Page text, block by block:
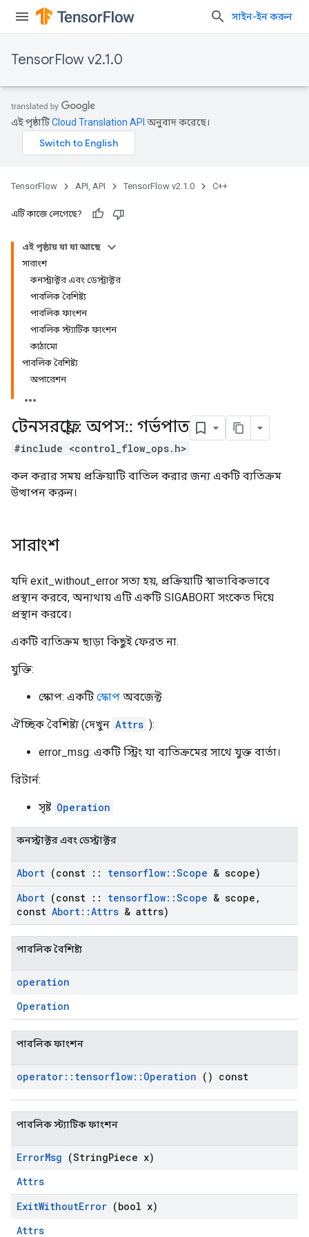
সাইন-ইন করুন
TensorFlow v2.1.0
এই পৃষ্ঠাটিCloud Translation API অনুবাদ করেছে।
TensorFlow API, API TensorFlow v2.1.0 C++
এটি কাজে লেগেছে?
এই পৃষ্ঠায় যা যা আছে
সারাংশ
কনস্ট্রাক্টর এবং ডেস্ট্রাক্টর
পাবলিক বৈশিষ্ট্য
পাবলিক ফাংশন
পাবলিক স্ট্যাটিক ফাংশন
কাঠামো
পাবলিক বৈশিষ্ট্য
অপারেশন
টেনসরফ্লো:: অপস:: গর্ভপাত
#include <control_flow_ops.h>
কল করার সময় প্রক্রিয়াটি বাতিল করার জন্য একটি ব্যতিক্রম
উত্থাপন করুন।
সারাংশ
যদি exit_without_error সত্য হয়, প্রক্রিয়াটি স্বাভাবিকভাবে
প্রস্থান করবে, অন্যথায় এটি একটি SIGABORT সংকেত দিয়ে
প্রস্থান করবে।
একটি ব্যতিক্রম ছাড়া কিছুই ফেরত না.
যুক্তি:
স্কোপ: একটি স্কোপ অবজেক্ট
ঐচ্ছিক বৈশিষ্ট্য (দেখুন Attrs ):
error_msg: একটি স্ট্রিং যা ব্যতিক্রমের সাথে যুক্ত বার্তা।
রিটার্ন:
সৃষ্ট Operation
কনস্ট্রাক্টর এবং ডেস্ট্রাক্টর
Abort (const :: tensorflow::Scope & scope)
Abort (const :: tensorflow::Scope & scope ,
const Abort::Attrs & attrs)
পাবলিক বৈশিষ্ট্য
operation
Operation
পাবলিক ফাংশন
operator:: tensorflow:: Operation () const
পাবলিক স্ট্যাটিক ফাংশন
ErrorMsg (StringPiece x)
Attrs
ExitWithoutError (bool x)
Attrs